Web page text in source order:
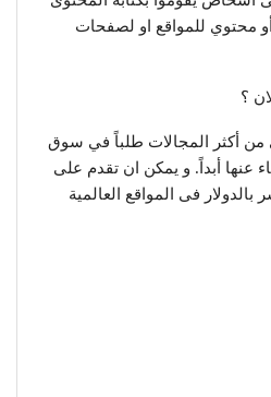
محتوي للمواقع او لصفحات
؟
من أكثر المجالات طلباً في سوق
عنها أبداً. و يمكن ان تقدم على
فى المواقع العالمية